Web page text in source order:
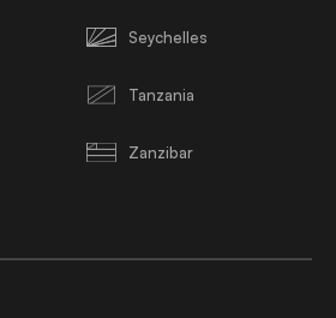
Seychelles
Tanzania
Zanzibar